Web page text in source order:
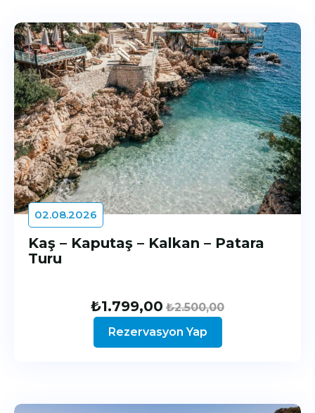
02.08.2026
Kaş – Kaputaş – Kalkan – Patara
Turu
₺1.799,00 ₺2.500,00
Rezervasyon Yap